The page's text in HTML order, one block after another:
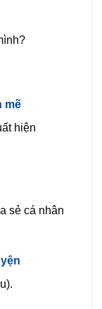
mẽ
hiện
sẻ cá nhân